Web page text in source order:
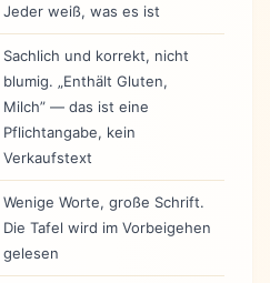
Jeder weiß, was es ist
Sachlich und korrekt, nicht
blumig. „Enthält Gluten,
Milch” — das ist eine
Pflichtangabe, kein
Verkaufstext
Wenige Worte, große Schrift.
Die Tafel wird im Vorbeigehen
gelesen